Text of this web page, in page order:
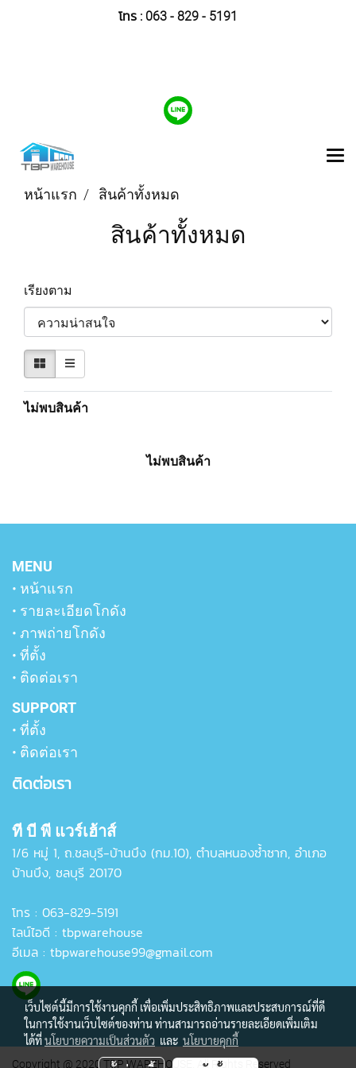
โทร : 063 - 829 - 5191
หน้าแรก สินค้าทั้งหมด
สินค้าทั้งหมด
เรียงตาม
ไม่พบสินค้า
ไม่พบสินค้า
MENU
• หน้าแรก
• รายละเอียดโกดัง
• ภาพถ่ายโกดัง
• ที่ตั้ง
• ติดต่อเรา
SUPPORT
• ที่ตั้ง
• ติดต่อเรา
ติดต่อเรา
ที บี พี แวร์เฮ้าส์
1/6 หมู่ 1, ถ.ชลบุรี-บ้านบึง (กม.10), ตำบลหนองซ้ำซาก, อำเภอ
บ้านบึง, ชลบุรี 20170
โทร : 063-829-5191
ไลน์ไอดี : tbpwarehouse
อีเมล : tbpwarehouse99@gmail.com
Copyright @ 2020 TBP WAREHOUSE. All Rights Reserved
เว็บไซต์นี้มีการใช้งานคุกกี้ เพื่อเพิ่มประสิทธิภาพและประสบการณ์ที่ดี
ในการใช้งานเว็บไซต์ของท่าน ท่านสามารถอ่านรายละเอียดเพิ่มเติม
ได้ที่นโยบายความเป็นส่วนตัว และ นโยบายคุกกี้